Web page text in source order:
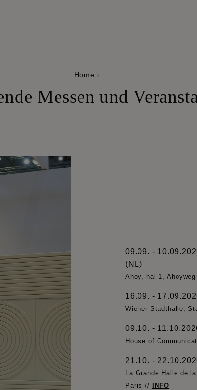
Home
Messen und
09.09. -
(NL)
Ahoy, hal 1,
16.09. -
Wiener Stadthalle,
09.10. -
House of
21.10. -
La Grande Halle de
Paris //
INFO